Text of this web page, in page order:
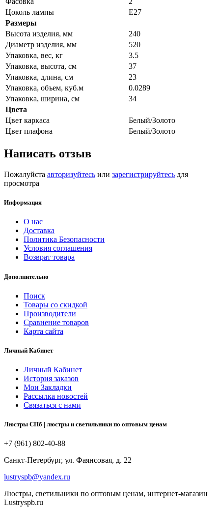
Цоколь лампы
E27
Размеры
Высота изделия, мм
240
Диаметр изделия, мм
520
Упаковка, вес, кг
3.5
Упаковка, высота, см
37
Упаковка, длина, см
23
Упаковка, объем, куб.м
0.0289
Упаковка, ширина, см
34
Цвета
Цвет каркаса
Белый/Золото
Цвет плафона
Белый/Золото
Написать отзыв
Пожалуйста авторизуйтесь или зарегистрируйтесь для
просмотра
Информация
О нас
Доставка
Политика Безопасности
Условия соглашения
Возврат товара
Дополнительно
Поиск
Товары со скидкой
Производители
Сравнение товаров
Карта сайта
Личный Кабинет
Личный Кабинет
История заказов
Мои Закладки
Рассылка новостей
Связаться с нами
Люстры СПб | люстры и светильники по оптовым ценам
+7 (961) 802-40-88
Санкт-Петербург, ул. Фаянсовая, д. 22
lustryspb@yandex.ru
Люстры, светильники по оптовым ценам, интернет-магазин
Lustryspb.ru